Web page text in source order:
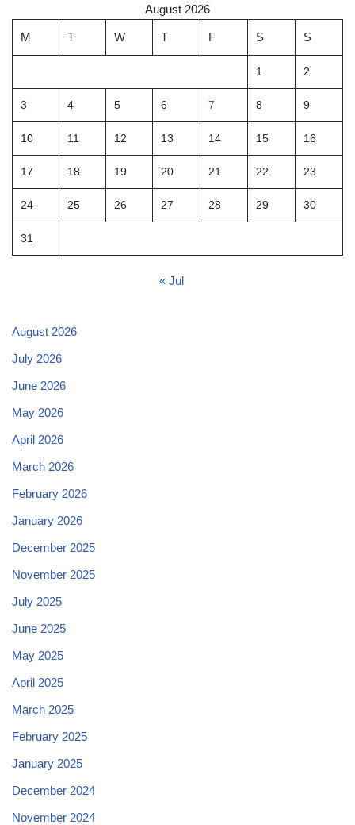
August 2026
M T W T F S S
1 2
3 4 5 6 7 8 9
10 11 12 13 14 15 16
17 18 19 20 21 22 23
24 25 26 27 28 29 30
31
« Jul
August 2026
July 2026
June 2026
May 2026
April 2026
March 2026
February 2026
January 2026
December 2025
November 2025
July 2025
June 2025
May 2025
April 2025
March 2025
February 2025
January 2025
December 2024
November 2024